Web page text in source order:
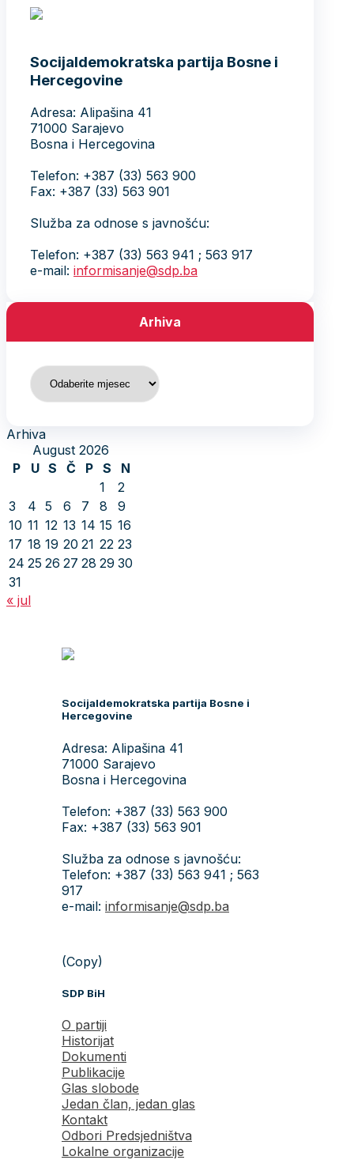
Socijaldemokratska partija Bosne i
Hercegovine
Adresa: Alipašina 41
71000 Sarajevo
Bosna i Hercegovina
Telefon: +387 (33) 563 900
Fax: +387 (33) 563 901
Služba za odnose s javnošću:
Telefon: +387 (33) 563 941 ; 563 917
e-mail: informisanje@sdp.ba
Arhiva
Arhiva
Arhiva
August 2026
P
U S Č P S
N
1
2
3
4 5 6 7 8
9
10 11 12 13 14 15 16
17 18 19 20 21 22 23
24 25 26 27 28 29 30
31
« jul
Socijaldemokratska partija Bosne i
Hercegovine
Adresa: Alipašina 41
71000 Sarajevo
Bosna i Hercegovina
Telefon: +387 (33) 563 900
Fax: +387 (33) 563 901
Služba za odnose s javnošću:
Telefon: +387 (33) 563 941 ; 563
917
e-mail: informisanje@sdp.ba
(Copy)
SDP BiH
O partiji
Historijat
Dokumenti
Publikacije
Glas slobode
Jedan član, jedan glas
Kontakt
Odbori Predsjedništva
Lokalne organizacije